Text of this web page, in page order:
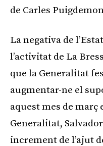
de Carles
La negativa de
l’activitat de La
que la Generalitat
augmentar-ne el
aquest mes de març
Generalitat,
increment de l’ajut